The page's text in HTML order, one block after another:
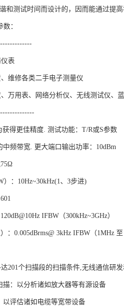
和测试时间而设计的，因而能通过提高
：
表
维修各类二手电子测量仪
万用表、网络分析仪、无线测试仪、蓝
获得更佳精度. 测试功能：T/R或S参数
中频带宽. 更大端口输出功率：10dBm
：10Hz~30kHz(1、3步进)
IFBW（300kHz~3GHz）
：0.005dBrms@ 3kHz IFBW（1MHz 至
201个扫描段的扫描条件,无线通信研发
：以分析诸如放大器等有源设备
评估诸如电缆等宽带设备